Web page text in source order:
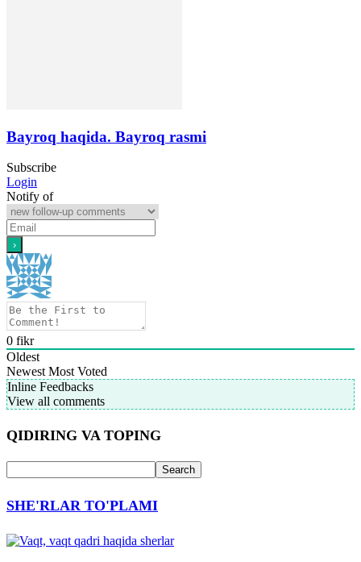
Bayroq haqida. Bayroq rasmi
Subscribe
Login
Notify of
0 fikr
Oldest
Newest Most Voted
Inline Feedbacks
View all comments
QIDIRING VA TOPING
SHE'RLAR TO'PLAMI